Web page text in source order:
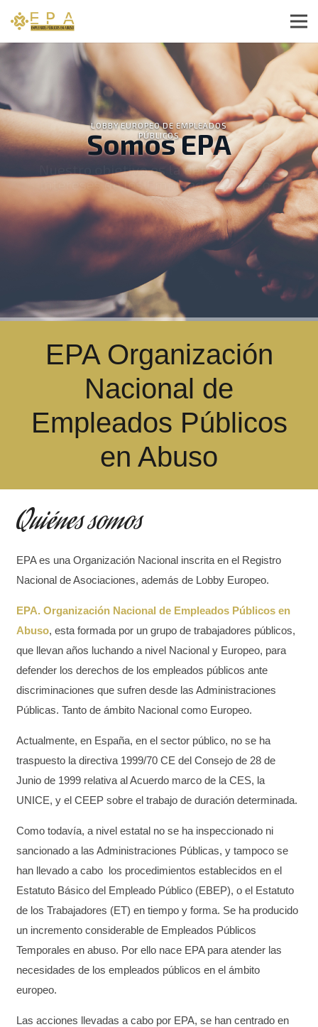
Nuestro objetivo es la defensa de los
intereses de los Empleados Públicos
Somos EPA
LOBBY EUROPEO DE EMPLEADOS
PÚBLICOS
EPA Organización
Nacional de
Empleados Públicos
en Abuso
Quiénes somos
EPA es una Organización Nacional inscrita en el Registro
Nacional de Asociaciones, además de Lobby Europeo.
EPA. Organización Nacional de Empleados Públicos en
Abuso, esta formada por un grupo de trabajadores públicos,
que llevan años luchando a nivel Nacional y Europeo, para
defender los derechos de los empleados públicos ante
discriminaciones que sufren desde las Administraciones
Públicas. Tanto de ámbito Nacional como Europeo.
Actualmente, en España, en el sectorpúblico, no se ha
traspuesto la directiva 1999/70 CE del Consejo de 28 de
Junio de 1999 relativa al Acuerdo marco de la CES, la
UNICE, y el CEEP sobre el trabajo de duración determinada.
Como todavía, a nivel estatal no se ha inspeccionado ni
sancionado a las Administraciones Públicas, y tampoco se
han llevado a cabo los procedimientos establecidos en el
Estatuto Básico del Empleado Público (EBEP), o el Estatuto
de los Trabajadores (ET) en tiempo y forma. Se ha producido
un incremento considerable de Empleados Públicos
Temporales en abuso. Por ello nace EPA para atender las
necesidades de los empleados públicos en el ámbito
europeo.
Las acciones llevadas a cabo por EPA, se han centrado en